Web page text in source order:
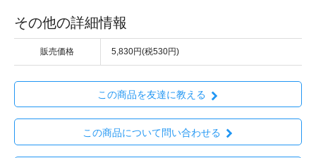
その他の詳細情報
販売価格 5,830円(税530円)
この商品を友達に教える
この商品について問い合わせる